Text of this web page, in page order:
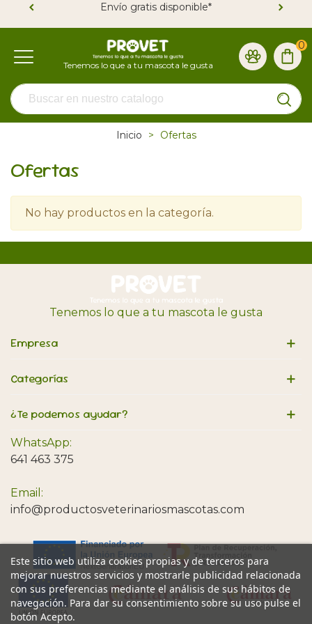
Envío gratis disponible*
0
Inicio > Ofertas
Ofertas
No hay productos en la categoría.
Este sitio web utiliza cookies propias y de terceros para
mejorar nuestros servicios y mostrarle publicidad relacionada
con sus preferencias mediante el análisis de sus hábitos de
navegación. Para dar su consentimiento sobre su uso pulse el
botón Acepto.
Tenemos lo que a tu mascota le gusta
Empresa
Categorías
¿Te podemos ayudar?
WhatsApp:
641 463 375
Email:
info@productosveterinariosmascotas.com